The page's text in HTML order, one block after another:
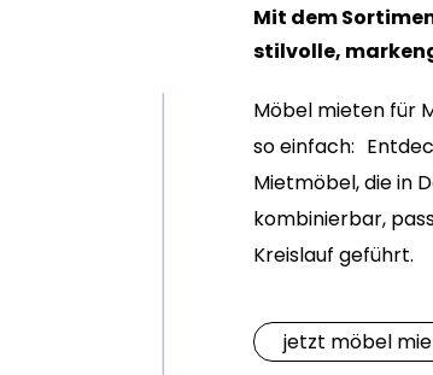
Mit dem
stilvolle,
Möbel mieten für
so einfach:
Mietmöbel, die in
kombinierbar,
Kreislauf geführt.
jetzt möbel